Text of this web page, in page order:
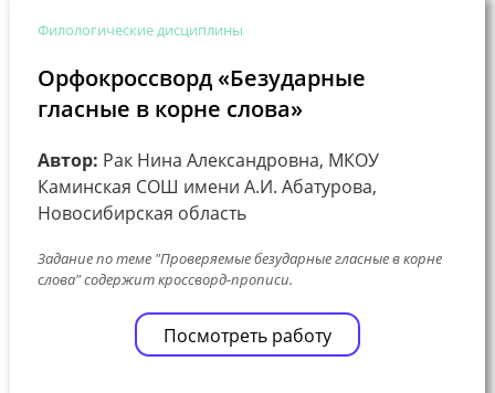
Филологические дисциплины
Орфокроссворд «Безударные
гласные в корне слова»
Автор: Рак Нина Александровна, МКОУ
Каминская СОШ имени А.И. Абатурова,
Новосибирская область
Задание по теме "Проверяемые безударные гласные в корне
слова" содержит кроссворд-прописи.
Посмотреть работу